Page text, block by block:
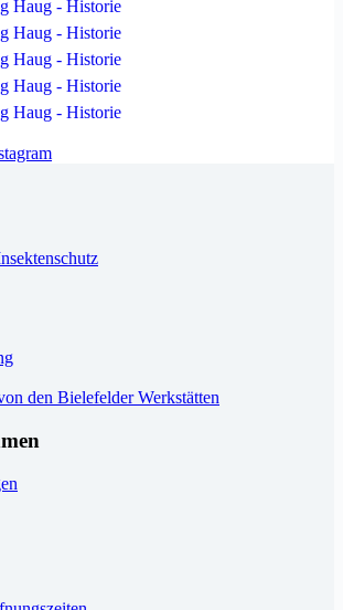
den Bielefelder Werkstätten